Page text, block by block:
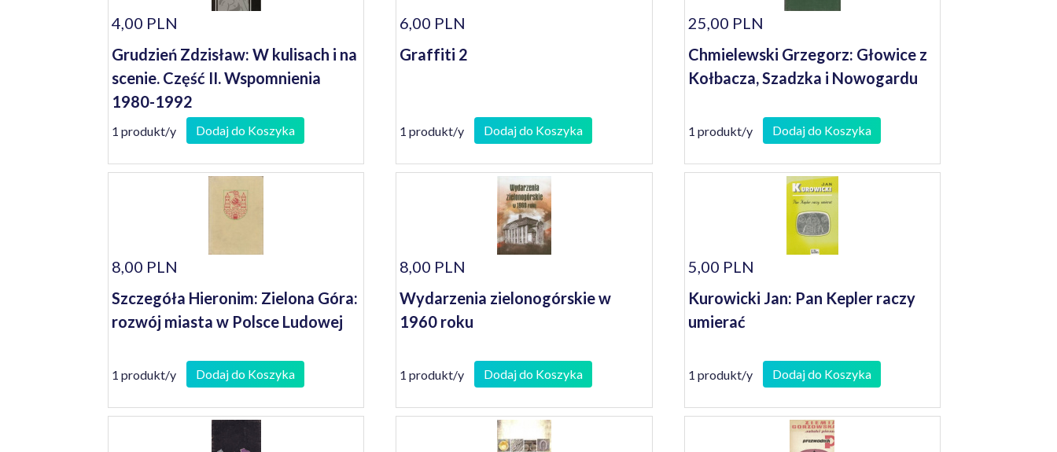
4,00 PLN
Grudzień Zdzisław: W kulisach i na
scenie. Część II. Wspomnienia
1980-1992
1 produkt/y Dodaj do Koszyka
6,00 PLN
Graffiti 2
1 produkt/y Dodaj do Koszyka
25,00 PLN
Chmielewski Grzegorz: Głowice z
Kołbacza, Szadzka i Nowogardu
1 produkt/y Dodaj do Koszyka
8,00 PLN
Szczegóła Hieronim: Zielona Góra:
rozwój miasta w Polsce Ludowej
1 produkt/y Dodaj do Koszyka
8,00 PLN
Wydarzenia zielonogórskie w
1960 roku
1 produkt/y Dodaj do Koszyka
5,00 PLN
Kurowicki Jan: Pan Kepler raczy
umierać
1 produkt/y Dodaj do Koszyka